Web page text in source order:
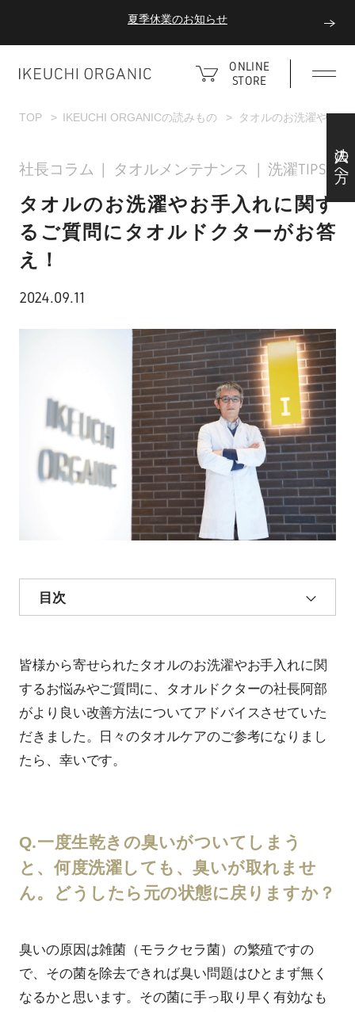
夏季休業のお知らせ
ダブルポイント！夏をアクティブに楽しむ夏タオル
ONLINE
STORE
法人の方へ
TOP IKEUCHI ORGANICの読みもの タオルのお洗濯やお手
社長コラム タオルメンテナンス 洗濯TIPS
タオルのお洗濯やお手入れに関す
るご質問にタオルドクターがお答
え！
2024.09.11
目次
皆様から寄せられたタオルのお洗濯やお手入れに関
するお悩みやご質問に、タオルドクターの社長阿部
がより良い改善方法についてアドバイスさせていた
だきました。日々のタオルケアのご参考になりまし
たら、幸いです。
Q.一度生乾きの臭いがついてしまう
と、何度洗濯しても、臭いが取れませ
ん。どうしたら元の状態に戻りますか？
臭いの原因は雑菌（モラクセラ菌）の繁殖ですの
で、その菌を除去できれば臭い問題はひとまず無く
なるかと思います。その菌に手っ取り早く有効なも